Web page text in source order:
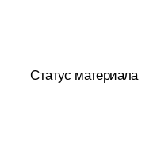
Статус материала